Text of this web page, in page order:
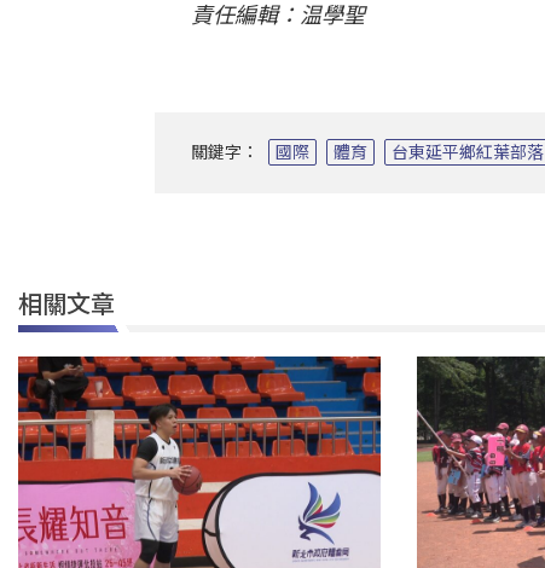
責任編輯：温學聖
關鍵字： 國際 體育 台東延平鄉紅葉部落
相關文章